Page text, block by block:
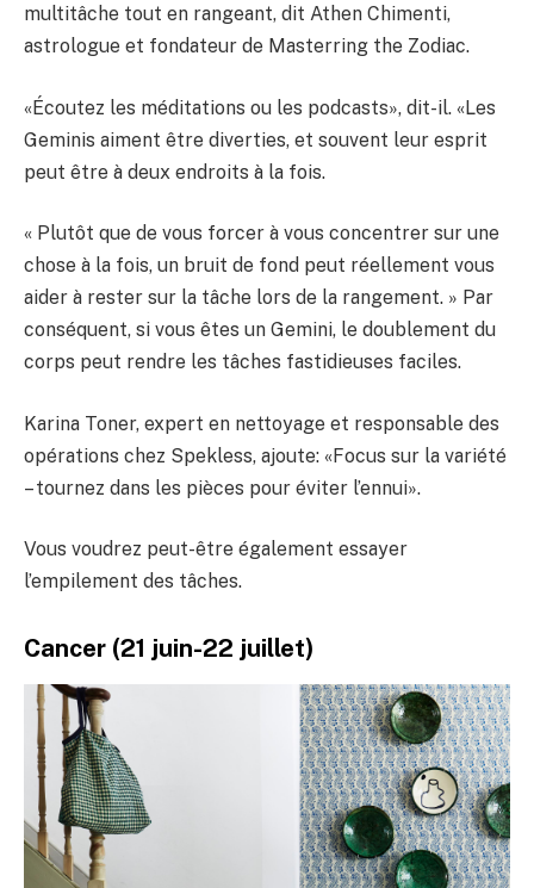
multitâche tout en rangeant, dit Athen Chimenti,
astrologue et fondateur de Masterring the Zodiac.
«Écoutez les méditations ou les podcasts», dit-il. «Les
Geminis aiment être diverties, et souvent leur esprit
peut être à deux endroits à la fois.
« Plutôt que de vous forcer à vous concentrer sur une
chose à la fois, un bruit de fond peut réellement vous
aider à rester sur la tâche lors de la rangement. » Par
conséquent, si vous êtes un Gemini, le doublement du
corps peut rendre les tâches fastidieuses faciles.
Karina Toner, expert en nettoyage et responsable des
opérations chez Spekless, ajoute: «Focus sur la variété
– tournez dans les pièces pour éviter l’ennui».
Vous voudrez peut-être également essayer
l’empilement des tâches.
Cancer (21 juin-22 juillet)